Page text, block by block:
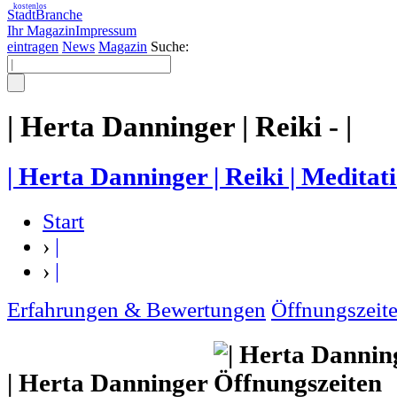
StadtBranche
Ihr MagazinImpressum
kostenlos
eintragen News Magazin Suche:
| Herta Danninger | Reiki - |
| Herta Danninger | Reiki |
Start
› |
› |
Erfahrungen & Bewertungen
| Herta Danninger